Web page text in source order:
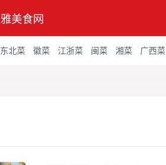
美食网
东北菜 徽菜 江浙菜 闽菜 湘菜 广西菜